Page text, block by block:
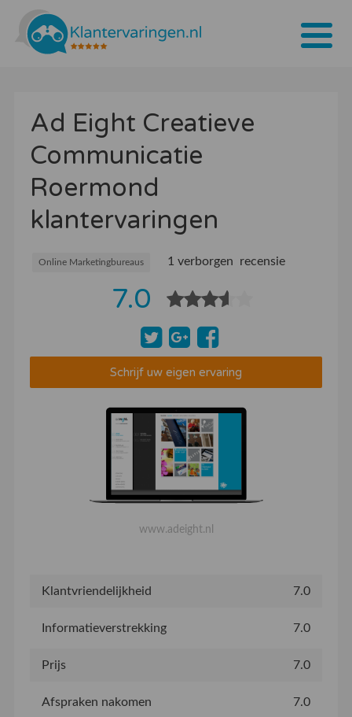
Tarieven
Bedrijven
Over ons
Blogs
Contact
Bedrijf aanmelden
Ad Eight Creatieve
Communicatie
Roermond
klantervaringen
Online Marketingbureaus 1 verborgen recensie
7.0
Schrijf uw eigen ervaring
www.adeight.nl
Klantvriendelijkheid 7.0
Informatieverstrekking 7.0
Prijs 7.0
Afspraken nakomen 7.0